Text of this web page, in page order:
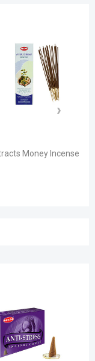
Chocolate Back Flow